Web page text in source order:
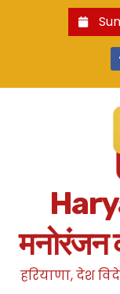
हरियाणा, देश